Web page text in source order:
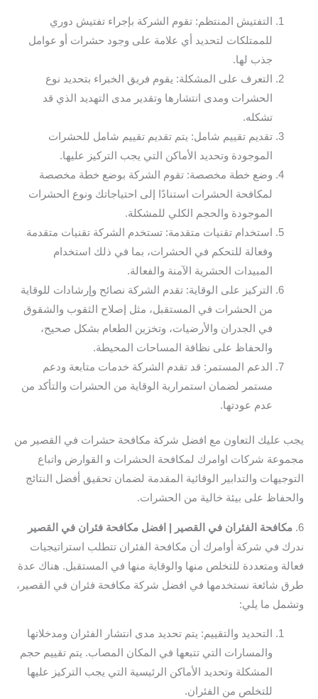
التفتيش المنتظم: تقوم الشركة بإجراء تفتيش دوري
للممتلكات لتحديد أي علامة على وجود حشرات أو عوامل
جذب لها.
التعرف على المشكلة: يقوم فريق الخبراء بتحديد نوع
الحشرات ومدى انتشارها وتقدير مدى التهديد الذي قد
تشكله.
تقديم تقييم شامل: يتم تقديم تقييم شامل للحشرات
الموجودة وتحديد الأماكن التي يجب التركيز عليها.
وضع خطة مخصصة: تقوم الشركة بوضع خطة مخصصة
لمكافحة الحشرات استنادًا إلى احتياجاتك ونوع الحشرات
الموجودة والحجم الكلي للمشكلة.
استخدام تقنيات متقدمة: تستخدم الشركة تقنيات متقدمة
وفعالة للتحكم في الحشرات، بما في ذلك استخدام
المبيدات الحشرية الآمنة والفعالة.
التركيز على الوقاية: تقدم الشركة نصائح وإرشادات للوقاية
من الحشرات في المستقبل، مثل إصلاح الثقوب والشقوق
في الجدران والأرضيات، وتخزين الطعام بشكل صحيح،
والحفاظ على نظافة المساحات المحيطة.
الدعم المستمر: قد تقدم الشركة خدمات متابعة ودعم
مستمر لضمان استمرارية الوقاية من الحشرات والتأكد من
عدم عودتها.
يجب عليك التعاون مع افضل شركة مكافحة حشرات في القصير من
مجموعة شركات اوامرك لمكافحة الحشرات و القوارض واتباع
التوجيهات والتدابير الوقائية المقدمة لضمان تحقيق أفضل النتائج
والحفاظ على بيئة خالية من الحشرات.
6. مكافحة الفئران في القصير | افضل مكافحة فئران في القصير
ندرك في شركة أوامرك أن مكافحة الفئران تتطلب استراتيجيات
فعالة ومتعددة للتخلص منها والوقاية منها في المستقبل. هناك عدة
طرق شائعة نستخدمها في افضل شركة مكافحة فئران في القصير،
وتشمل ما يلي:
التحديد والتقييم: يتم تحديد مدى انتشار الفئران ومدخلاتها
والمسارات التي تتبعها في المكان المصاب. يتم تقييم حجم
المشكلة وتحديد الأماكن الرئيسية التي يجب التركيز عليها
للتخلص من الفئران.